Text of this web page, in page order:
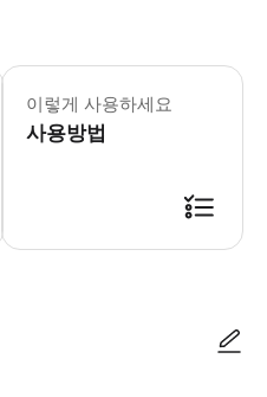
액티비티는 완전한 어둠 속에서 진행
이렇게 사용하세요
사용방법